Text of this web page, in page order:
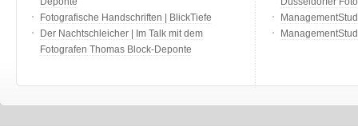
Fotografische Handschriften | BlickTiefe
Der Nachtschleicher | Im Talk mit dem
Fotografen Thomas Block-Deponte